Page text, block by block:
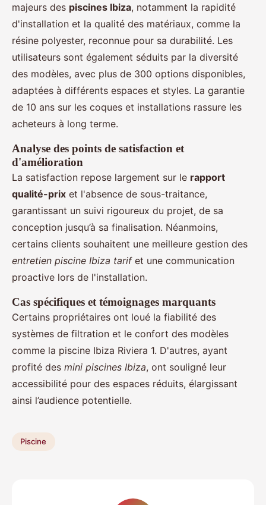
majeurs des piscines Ibiza, notamment la rapidité
d'installation et la qualité des matériaux, comme la
résine polyester, reconnue pour sa durabilité. Les
utilisateurs sont également séduits par la diversité
des modèles, avec plus de 300 options disponibles,
adaptées à différents espaces et styles. La garantie
de 10 ans sur les coques et installations rassure les
acheteurs à long terme.
Analyse des points de satisfaction et
d'amélioration
La satisfaction repose largement sur le rapport
qualité-prix et l'absence de sous-traitance,
garantissant un suivi rigoureux du projet, de sa
conception jusqu’à sa finalisation. Néanmoins,
certains clients souhaitent une meilleure gestion des
entretien piscine Ibiza tarifet une communication
proactive lors de l'installation.
Cas spécifiques et témoignages marquants
Certains propriétaires ont loué la fiabilité des
systèmes de filtration et le confort des modèles
comme la piscine Ibiza Riviera 1. D'autres, ayant
profité des mini piscines Ibiza, ont souligné leur
accessibilité pour des espaces réduits, élargissant
ainsi l’audience potentielle.
Piscine